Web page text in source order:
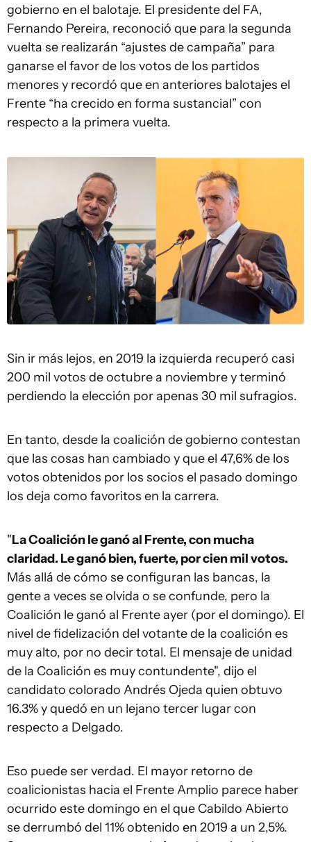
gobierno en el balotaje. El presidente del FA,
Fernando Pereira, reconoció que para la segunda
vuelta se realizarán “ajustes de campaña” para
ganarse el favor de los votos de los partidos
menores y recordó que en anteriores balotajes el
Frente “ha crecido en forma sustancial” con
respecto a la primera vuelta.
Sin ir más lejos, en 2019 la izquierda recuperó casi
200 mil votos de octubre a noviembre y terminó
perdiendo la elección por apenas 30 mil sufragios.
En tanto, desde la coalición de gobierno contestan
que las cosas han cambiado y que el 47,6% de los
votos obtenidos por los socios el pasado domingo
los deja como favoritos en la carrera.
"La Coalición le ganó al Frente, con mucha
claridad. Le ganó bien, fuerte, por cien mil votos.
Más allá de cómo se configuran las bancas, la
gente a veces se olvida o se confunde, pero la
Coalición le ganó al Frente ayer (por el domingo). El
nivel de fidelización del votante de la coalición es
muy alto, por no decir total. El mensaje de unidad
de la Coalición es muy contundente", dijo el
candidato colorado Andrés Ojeda quien obtuvo
16.3% y quedó en un lejano tercer lugar con
respecto a Delgado.
Eso puede ser verdad. El mayor retorno de
coalicionistas hacia el Frente Amplio parece haber
ocurrido este domingo en el que Cabildo Abierto
se derrumbó del 11% obtenido en 2019 a un 2,5%.